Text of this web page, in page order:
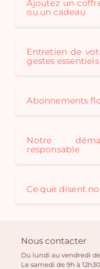
Ajoutez un
ou un cadeau
Entretien de
gestes essentiels
Abonnements
Notre
responsable
Ce que disent
Nous contacter
Du lundi au vendredi de
Le samedi de 9h à